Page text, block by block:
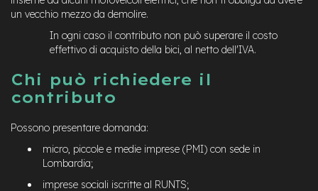
un vecchio mezzo da demolire.
In ogni caso il contributo non può superare il costo
effettivo di acquisto della bici, al netto dell'IVA.
Chi può richiedere il
contributo
Possono presentare domanda:
micro, piccole e medie imprese (PMI) con sede in
Lombardia;
imprese sociali iscritte al RUNTS;